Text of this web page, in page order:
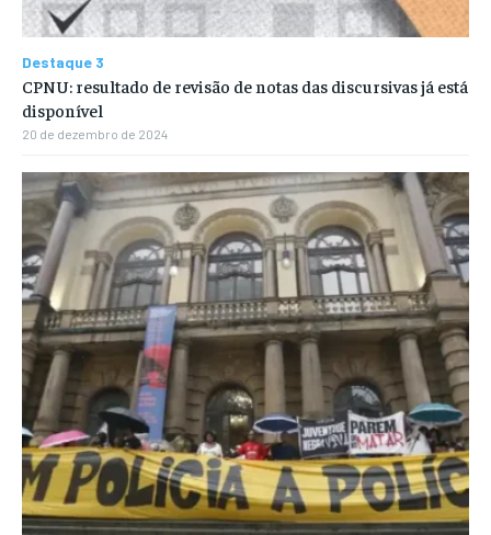
Destaque 3
CPNU: resultado de revisão de notas das discursivas já está
disponível
20 de dezembro de 2024